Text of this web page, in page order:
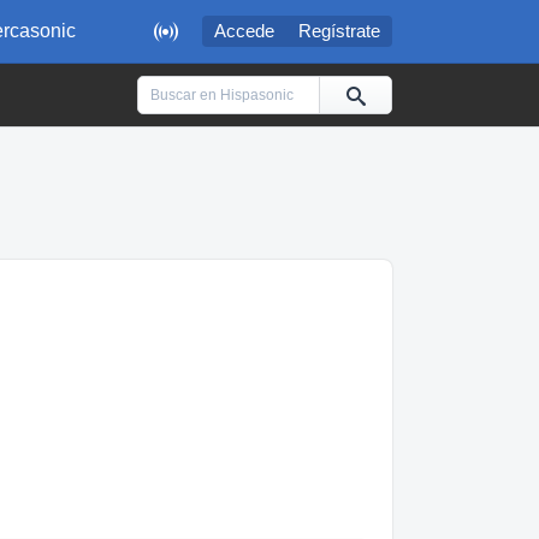
 Accede Regístrate